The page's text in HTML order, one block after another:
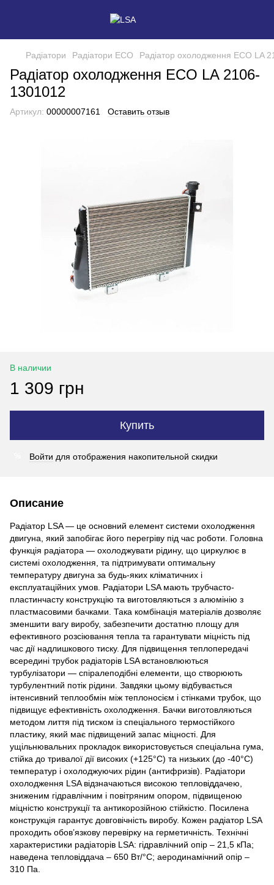
Радіатори Радіатори ECO Радіатор охолодження ECO LA
Радіатор охолодження ECO LA 2106-
1301012
Артикул: 00000007161 Оставить отзыв
В наличии
1 309 грн
Купить
Войти для отображения накопительной скидки
Описание
Радіатор LSA — це основний елемент системи охолодження
двигуна, який запобігає його перегріву під час роботи. Головна
функція радіатора — охолоджувати рідину, що циркулює в
системі охолодження, та підтримувати оптимальну
температуру двигуна за будь-яких кліматичних і
експлуатаційних умов. Радіатори LSA мають трубчасто-
пластинчасту конструкцію та виготовляються з алюмінію з
пластмасовими бачками. Така комбінація матеріалів дозволяє
зменшити вагу виробу, забезпечити достатню площу для
ефективного розсіювання тепла та гарантувати міцність під
час дії надлишкового тиску. Для підвищення теплопередачі
всередині трубок радіаторів LSA встановлюються
турбулізатори — спіралеподібні елементи, що створюють
турбулентний потік рідини. Завдяки цьому відбувається
інтенсивний теплообмін між теплоносієм і стінками трубок, що
підвищує ефективність охолодження. Бачки виготовляються
методом лиття під тиском із спеціального термостійкого
пластику, який має підвищений запас міцності. Для
ущільнювальних прокладок використовується спеціальна гума,
стійка до тривалої дії високих (+125°C) та низьких (до -40°C)
температур і охолоджуючих рідин (антифризів). Радіатори
охолодження LSA відзначаються високою тепловіддачею,
зниженим гідравлічним і повітряним опором, підвищеною
міцністю конструкції та антикорозійною стійкістю. Посилена
конструкція гарантує довговічність виробу. Кожен радіатор LSA
проходить обов’язкову перевірку на герметичність. Технічні
характеристики радіаторів LSA: гідравлічний опір – 21,5 кПа;
наведена тепловіддача – 650 Вт/°С; аеродинамічний опір –
310 Па.